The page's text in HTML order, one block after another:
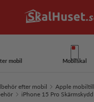
mobil Mobilskal
efter mobil
Apple
iPhone 15 Pro